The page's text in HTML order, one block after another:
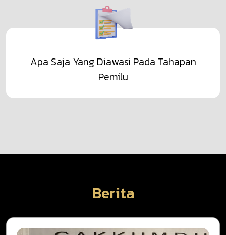
Apa Saja Yang Diawasi Pada Tahapan
Pemilu
Berita